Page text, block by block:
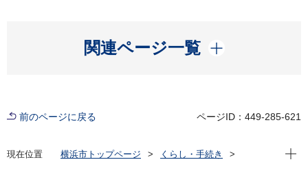
関連ページ一覧
開く
前のページに戻る ページID：449-285-621
現在位置 横浜市トップページ
くらし・手続き
現在